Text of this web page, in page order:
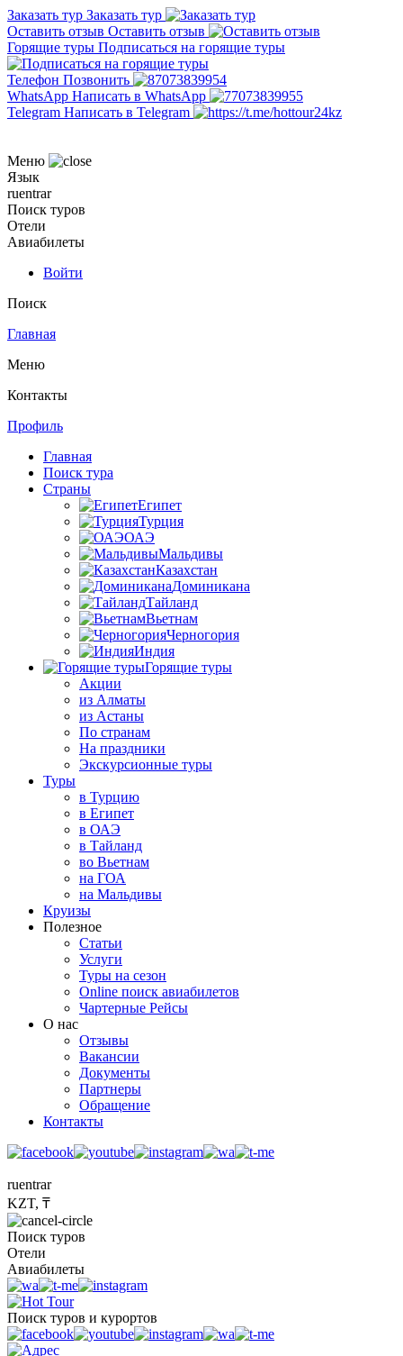
Заказать тур Заказать тур
Оставить отзыв Оставить отзыв
Горящие туры Подписаться на горящие туры
Телефон Позвонить
WhatsApp Написать в WhatsApp
Telegram Написать в Telegram
Меню
Язык
ruentrar
Поиск туров
Отели
Авиабилеты
Войти
Поиск
Главная
Меню
Контакты
Профиль
Главная
Поиск тура
Страны
Египет
Турция
ОАЭ
Мальдивы
Казахстан
Доминикана
Тайланд
Вьетнам
Черногория
Индия
Горящие туры
Акции
из Алматы
из Астаны
По странам
На праздники
Экскурсионные туры
Туры
в Турцию
в Египет
в ОАЭ
в Тайланд
во Вьетнам
на ГОА
на Мальдивы
Круизы
Полезное
Статьи
Услуги
Туры на сезон
Online поиск авиабилетов
Чартерные Рейсы
О нас
Отзывы
Вакансии
Документы
Партнеры
Обращение
Контакты
ruentrar
KZT, ₸
Поиск туров
Отели
Авиабилеты
Поиск туров и курортов